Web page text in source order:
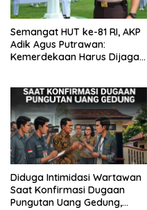
Semangat HUT ke-81 RI, AKP
Adik Agus Putrawan:
Kemerdekaan Harus Dijaga
Diduga Intimidasi Wartawan
Saat Konfirmasi Dugaan
Pungutan Uang Gedung,